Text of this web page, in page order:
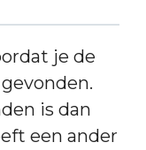
je de
is dan
een ander